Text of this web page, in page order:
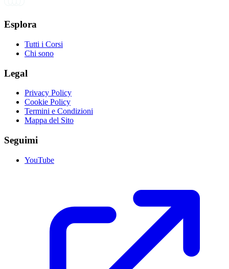
Esplora
Tutti i Corsi
Chi sono
Legal
Privacy Policy
Cookie Policy
Termini e Condizioni
Mappa del Sito
Seguimi
YouTube